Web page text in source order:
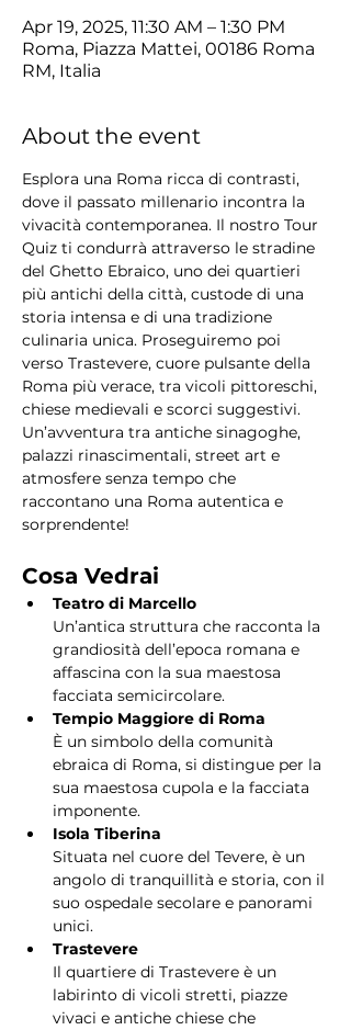
Apr 19, 2025, 11:30 AM – 1:30 PM
Roma, Piazza Mattei, 00186 Roma
RM, Italia
About the event
Esplora una Roma ricca di contrasti,
dove il passato millenario incontra la
vivacità contemporanea. Il nostro Tour
Quiz ti condurrà attraverso le stradine
del Ghetto Ebraico, uno dei quartieri
più antichi della città, custode di una
storia intensa e di una tradizione
culinaria unica. Proseguiremo poi
verso Trastevere, cuore pulsante della
Roma più verace, tra vicoli pittoreschi,
chiese medievali e scorci suggestivi.
Un’avventura tra antiche sinagoghe,
palazzi rinascimentali, street art e
atmosfere senza tempo che
raccontano una Roma autentica e
sorprendente!
Cosa Vedrai
Teatro di Marcello
Un’antica struttura che racconta la
grandiosità dell’epoca romana e
affascina con la sua maestosa
facciata semicircolare.
Tempio Maggiore di Roma
È un simbolo della comunità
ebraica di Roma, si distingue per la
sua maestosa cupola e la facciata
imponente.
Isola Tiberina
Situata nel cuore del Tevere, è un
angolo di tranquillità e storia, con il
suo ospedale secolare e panorami
unici.
Trastevere
Il quartiere di Trastevere è un
labirinto di vicoli stretti, piazze
vivaci e antiche chiese che